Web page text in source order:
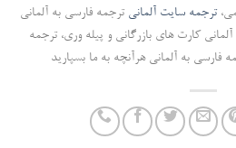
ترجمه سایت آلمانی ترجمه فارسی به آلمانی
کارت های بازرگانی و پیله وری، ترجمه
فارسی به آلمانی هرآنچه به ما بسپارید